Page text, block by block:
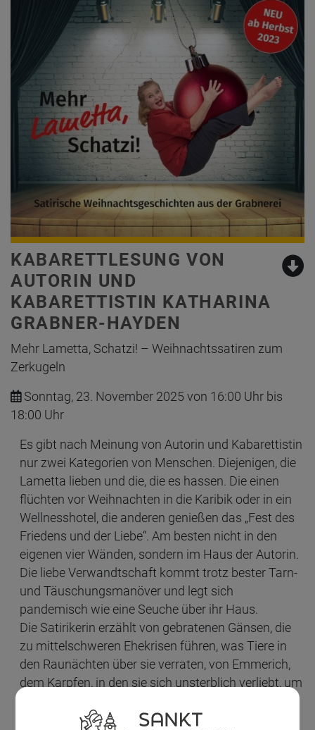
KABARETTLESUNG VON
AUTORIN UND
KABARETTISTIN KATHARINA
GRABNER-HAYDEN
Mehr Lametta, Schatzi! – Weihnachtssatiren zum
Zerkugeln
Sonntag, 23. November 2025 von 16:00 Uhr bis
18:00 Uhr
Es gibt nach Meinung von Autorin und Kabarettistin
nur zwei Kategorien von Menschen. Diejenigen, die
Lametta lieben und die, die es hassen. Die einen
flüchten vor Weihnachten in die Karibik oder in ein
Wellnesshotel, die anderen genießen das „Fest des
Friedens und der Liebe“. Am besten nicht in den
eigenen vier Wänden, sondern im Haus der Autorin.
Die liebe Verwandtschaft kommt trotz bester Tarn-
und Täuschungsmanöver und legt sich
pandemisch wie eine Seuche über ihr Haus.
Die Satirikerin erzählt von gebratenen Gänsen, die
zu mittelschweren Ehekrisen führen, was Tiere in
den Raunächten über sie verraten, von Emmerich,
dem Karpfen, in den sie sich unsterblich verliebt, um
sie beim Namen Jesus immer an Toni Faber